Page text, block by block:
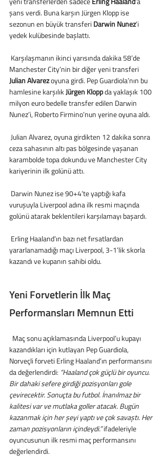
şans verdi. Buna karşın Jürgen Klopp ise
sezonun en büyük transferi Darwin Nunez’i
yedek kulübesinde başlattı.
Manchester City’nin bir diğer yeni transferi
Julian Alvarez oyuna girdi. Pep Guardiola’nın bu
hamlesine karşılık Jürgen Klopp da yaklaşık 100
milyon euro bedelle transfer edilen Darwin
Nunez’i, Roberto Firmino’nun yerine oyuna aldı.
ceza sahasının altı pas bölgesinde yaşanan
karambolde topa dokundu ve Manchester City
kariyerinin ilk golünü attı.
vuruşuyla Liverpool adına ilk resmi maçında
golünü atarak beklentileri karşılamayı başardı.
yararlanamadığı maçı Liverpool, 3-1’lik skorla
kazandı ve kupanın sahibi oldu.
Yeni Forvetlerin İlk Maç
Performansları Memnun Etti
kazandıkları için kutlayan Pep Guardiola,
Norveçli forveti Erling Haaland’ın performansını
da değerlendirdi: “Haaland çok güçlü bir oyuncu.
Bir dahaki sefere girdiği pozisyonları gole
çevirecektir. Sonuçta bu futbol. İnanılmaz bir
kalitesi var ve mutlaka goller atacak. Bugün
kazanmak için her şeyi yaptı ve çok savaştı. Her
zaman pozisyonların içindeydi.” ifadeleriyle
oyuncusunun ilk resmi maç performansını
değerlendirdi.